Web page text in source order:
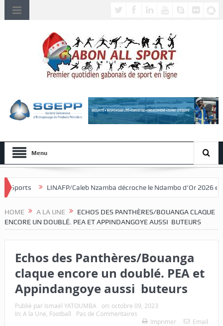
Menu
Caleb Nzamba décroche le Ndambo d’Or 2026 et Alain Djissikadié
HOME A LA UNE
ECHOS DES PANTHÈRES/BOUANGA CLAQUE
ENCORE UN DOUBLÉ. PEA ET APPINDANGOYE AUSSI BUTEURS
Echos des Panthères/Bouanga
claque encore un doublé. PEA et
Appindangoye aussi buteurs
Publié par Ismaël YATOUMBA on: octobre 09, 2023
In: A la Une Football
Pas de Commentaires
Imprimer
Email